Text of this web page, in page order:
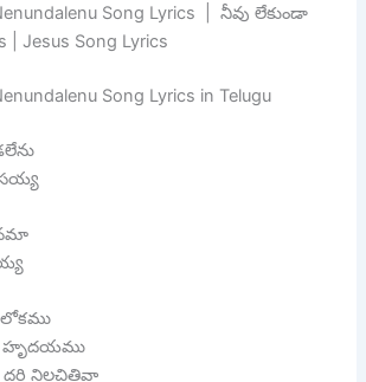
Song Lyrics | నీవు లేకుండా
| Jesus Song Lyrics
Song Lyrics in Telugu
హృదయము
దరి నిలచితివా